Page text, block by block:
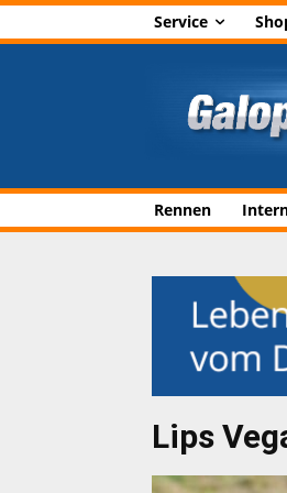
Service
Rennen
Lips